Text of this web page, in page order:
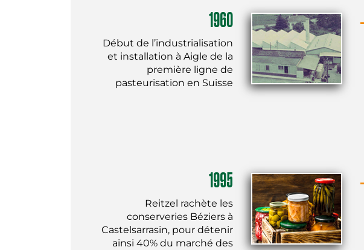
1960
Début de l’industrialisation
et installation à Aigle de la
première ligne de
pasteurisation en Suisse
1995
Reitzel rachète les
conserveries Béziers à
Castelsarrasin, pour détenir
ainsi 40% du marché des